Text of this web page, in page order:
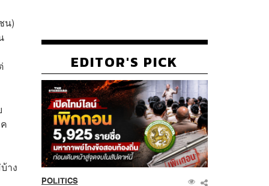
น)
าง
EDITOR'S PICK
POLITICS